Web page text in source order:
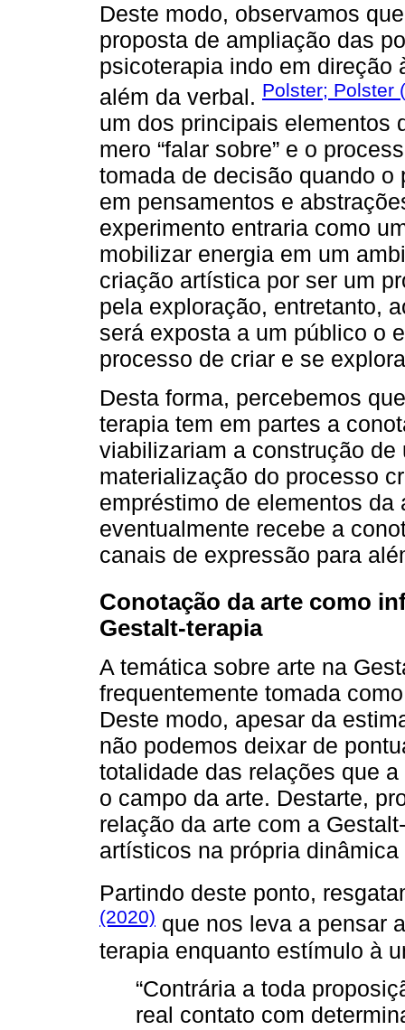
Deste modo, observamos
proposta de ampliação das
psicoterapia indo em direção
além da verbal. Polster; Polster
um dos principais elementos
mero “falar sobre” e o
tomada de decisão quando
em pensamentos e
experimento entraria como
mobilizar energia em um
criação artística por ser um
pela exploração, entretanto,
será exposta a um público o
processo de criar e se
Desta forma, percebemos
terapia tem em partes a
viabilizariam a construção
materialização do processo
empréstimo de elementos da
eventualmente recebe a
canais de expressão para
Conotação da arte como
Gestalt-terapia
A temática sobre arte na
frequentemente tomada
Deste modo, apesar da
não podemos deixar de
totalidade das relações que
o campo da arte. Destarte,
relação da arte com a
artísticos na própria
Partindo deste ponto,
(2020) que nos leva a pensar
terapia enquanto estímulo à
“Contrária a toda
real contato com